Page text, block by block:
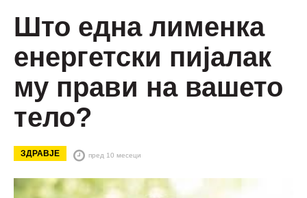
Што една лименка
енергетски пијалак
му прави на вашето
тело?
ЗДРАВЈЕ пред 10 месеци